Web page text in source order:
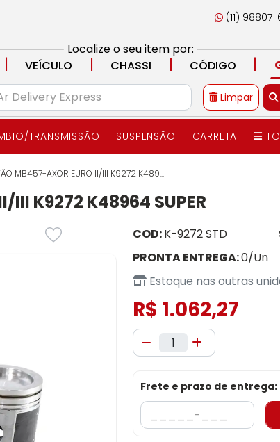
(11)
Localize o seu item por:
| VEÍCULO | CHASSI | CÓDIGO |
Limpar
TRANSMISSÃO SUSPENSÃO CARRETA
MB457-AXOR EURO II/III K9272 K489...
III K9272 K48964 SUPER
COD:K-9272 STD
PRONTA ENTREGA:0/Un
Estoque nas outras
R$ 1.062,27
Frete e prazo de entrega: